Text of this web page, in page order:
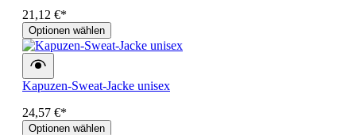
21,12 €*
Optionen wählen
Kapuzen-Sweat-Jacke unisex
24,57 €*
Optionen wählen